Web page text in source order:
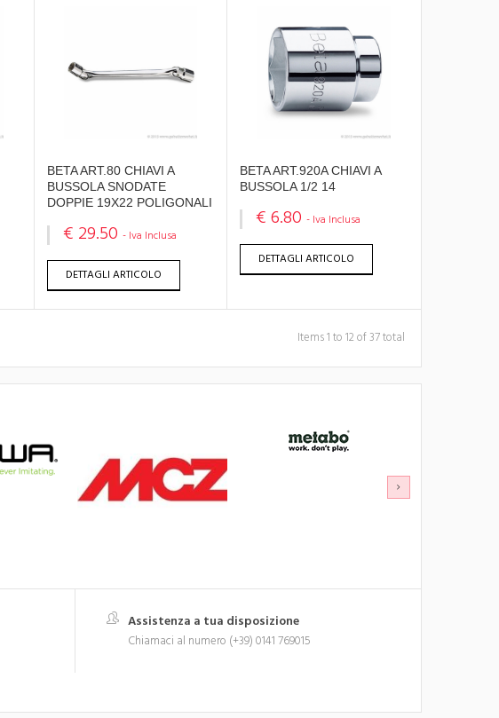
BETA ART.80 CHIAVI A
BUSSOLA SNODATE
DOPPIE 19X22 POLIGONALI
€ 29.50 - Iva Inclusa
DETTAGLI ARTICOLO
BETA ART.920A CHIAVI A
BUSSOLA 1/2 14
€ 6.80 - Iva Inclusa
DETTAGLI ARTICOLO
Items 1 to 12 of 37 total
Assistenza a tua disposizione
Chiamaci al numero (+39) 0141 769015